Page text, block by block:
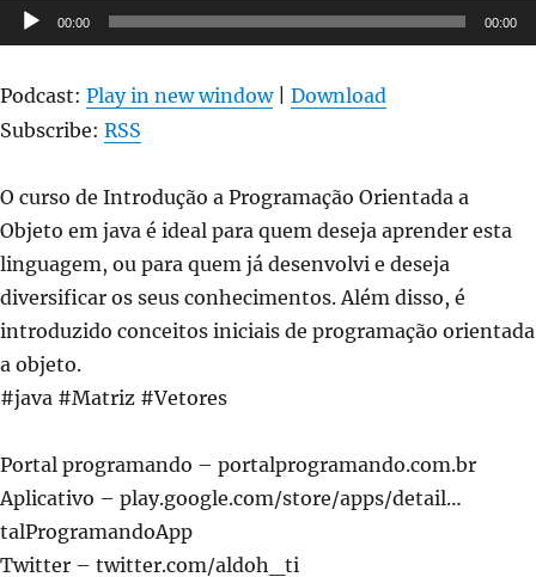
Tocador
de
00:00 00:00
Podcast: Play in new window| Download
Subscribe: RSS
O curso de Introdução a Programação Orientada a
Objeto em java é ideal para quem deseja aprender esta
linguagem, ou para quem já desenvolvi e deseja
diversificar os seus conhecimentos. Além disso, é
introduzido conceitos iniciais de programação orientada
a objeto.
#java #Matriz #Vetores
Portal programando – portalprogramando.com.br
Aplicativo – play.google.com/store/apps/detail…
talProgramandoApp
Twitter – twitter.com/aldoh_ti